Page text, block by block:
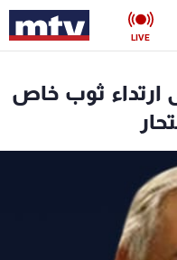
LIVE
ارتداء ثوب خاص